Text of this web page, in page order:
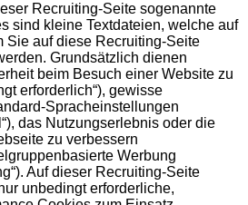
Recruiting-Seite sogenannte
sind kleine Textdateien, welche auf
Sie auf diese Recruiting-Seite
Grundsätzlich dienen
beim Besuch einer Website zu
erforderlich“), gewisse
Spracheinstellungen
das Nutzungserlebnis oder die
zu verbessern
Werbung
Auf dieser Recruiting-Seite
unbedingt erforderliche,